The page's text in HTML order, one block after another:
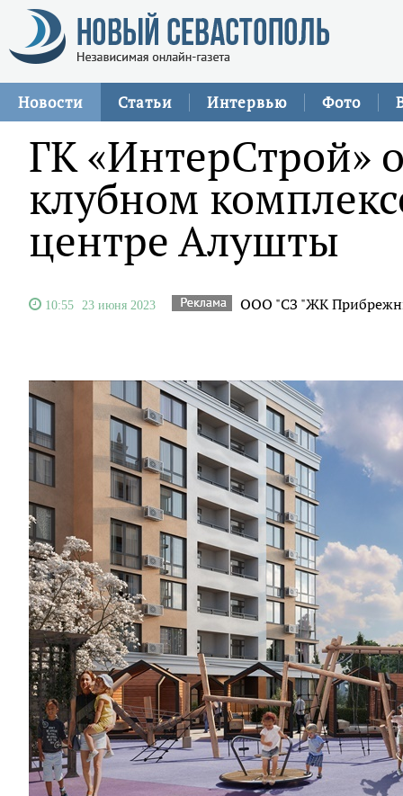
Новости Статьи Интервью Фото
ГК «ИнтерСтрой»
клубном
центре Алушты
10:55 23 июня 2023 ООО "СЗ "ЖК